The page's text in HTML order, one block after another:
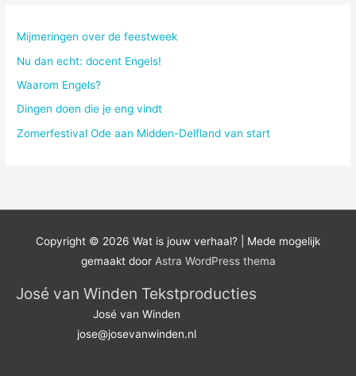
Mijmeringen over de feestweek
Nu dan echt: docent Engels!
Waarom Engels?
Dingen doen die je eng vindt
Zomerfestival Ode aan Midden-Delfland van start
Copyright © 2026 Wat is jouw verhaal? | Mede mogelijk
gemaakt door Astra WordPress thema
José van Winden Tekstproducties
José van Winden
jose@josevanwinden.nl